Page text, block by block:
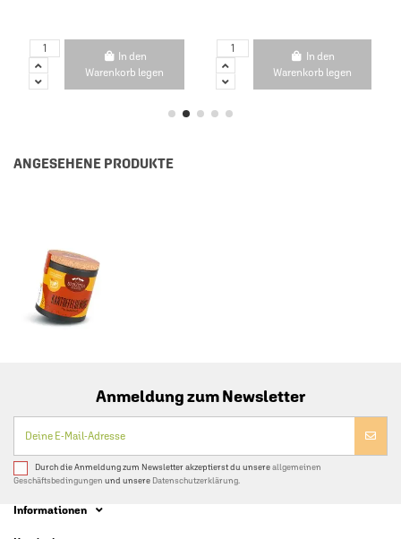
In den
Warenkorb legen
In den
Warenkorb legen
ANGESEHENE PRODUKTE
Anmeldung zum Newsletter
Durch die Anmeldung zum Newsletter akzeptierst du unsereallgemeinen
Geschäftsbedingungen und unsere Datenschutzerklärung.
Informationen